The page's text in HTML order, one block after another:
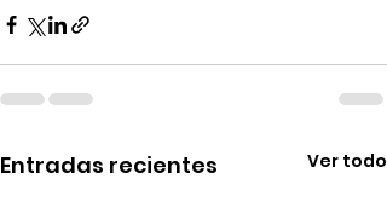
Entradas recientes Ver todo